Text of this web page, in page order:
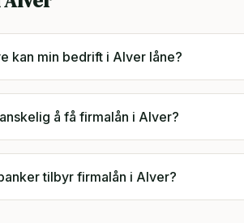
kan min bedrift i Alver låne?
å få firmalån i Alver?
tilbyr firmalån i Alver?